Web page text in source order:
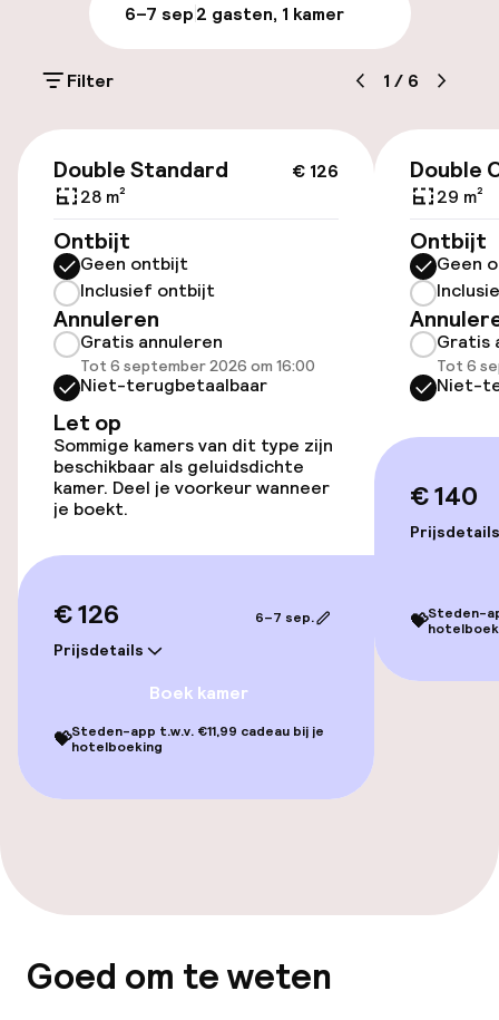
Bagageruimte
Parkeergelegenheid op eigen terrein
(binnen)
Openbaar parkeren
Toegankelijkheid
Overal rolstoeltoegankelijk
Lift
Voor toegankelijkheid
geoptimaliseerde kamers beschikbaar
Kamers
Voor toegankelijkheid
geoptimaliseerde kamers beschikbaar
Entertainment
Gratis wifi
Bar
6–7 sep2 gasten, 1 kamer
Filter 1 / 6
€ 126
Double Standard
28 m²
Ontbijt
Geen ontbijt
Inclusief ontbijt
Annuleren
Gratis annuleren
Tot 6 september 2026 om 16:00
Niet-terugbetaalbaar
Let op
Sommige kamers van dit type zijn
beschikbaar als geluidsdichte
kamer. Deel je voorkeur wanneer
je boekt.
€ 126
Prijsdetails
6–7 sep.
Boek kamer
💝Steden-app t.w.v. €11,99 cadeau bij je
hotelboeking
Double
29 m²
Ontbijt
Geen
Gratis
Tot 6
Niet-
€ 140
Prijsdetails
💝Steden-
Goed om te weten